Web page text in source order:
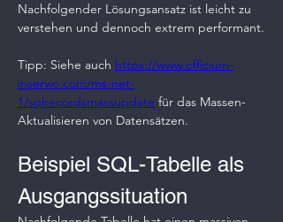
Nachfolgender Lösungsansatz ist leicht zu
verstehen und dennoch extrem performant.
Tipp: Siehe auch https://www.officium-
inservio.com/ms-net-
1/sqlrecordsmassupdate für das Massen-
Aktualisieren von Datensätzen.
Beispiel SQL-Tabelle als
Ausgangssituation